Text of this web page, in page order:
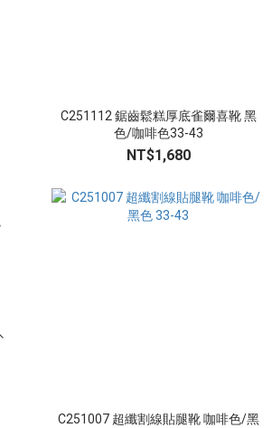
C251112 鋸齒鬆糕厚底雀爾喜靴 黑
色/咖啡色33-43
NT$1,680
C251007 超纖割線貼腿靴 咖啡色/黑